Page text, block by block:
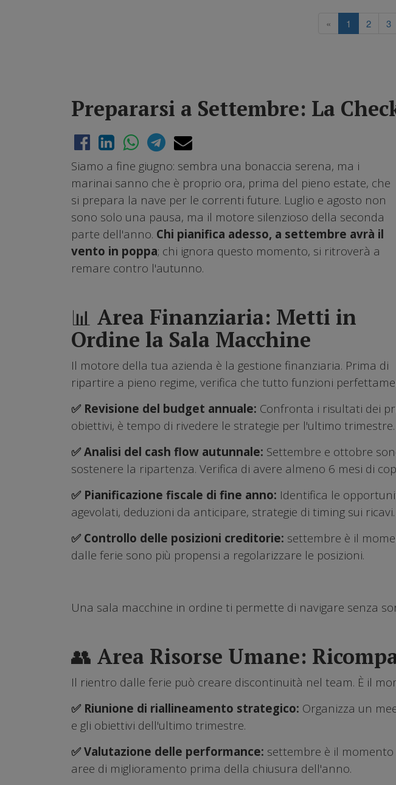
« 1 2 3
Prepararsi a Settembre: La
Siamo a fine giugno: sembra una bonaccia serena, ma i
marinai sanno che è proprio ora, prima del pieno estate, che
si prepara la nave per le correnti future. Luglio e agosto non
sono solo una pausa, ma il motore silenzioso della seconda
parte dell'anno. Chi pianifica adesso, a settembre avrà il
vento in poppa; chi ignora questo momento, si ritroverà a
remare contro l'autunno.
📊 Area Finanziaria: Metti in
Ordine la Sala Macchine
Il motore della tua azienda è la gestione finanziaria. Prima di
ripartire a pieno regime, verifica che tutto funzioni
✅ Revisione del budget annuale: Confronta i risultati dei
obiettivi, è tempo di rivedere le strategie per l'ultimo trimestre.
✅ Analisi del cash flow autunnale: Settembre e ottobre
sostenere la ripartenza. Verifica di avere almeno 6 mesi di
✅ Pianificazione fiscale di fine anno: Identifica le
agevolati, deduzioni da anticipare, strategie di timing sui ricavi.
✅ Controllo delle posizioni creditorie: settembre è il
dalle ferie sono più propensi a regolarizzare le posizioni.
Una sala macchine in ordine ti permette di navigare senza
👥 Area Risorse Umane:
Il rientro dalle ferie può creare discontinuità nel team. È il
✅ Riunione di riallineamento strategico: Organizza un
e gli obiettivi dell'ultimo trimestre.
✅ Valutazione delle performance: settembre è il
aree di miglioramento prima della chiusura dell'anno.